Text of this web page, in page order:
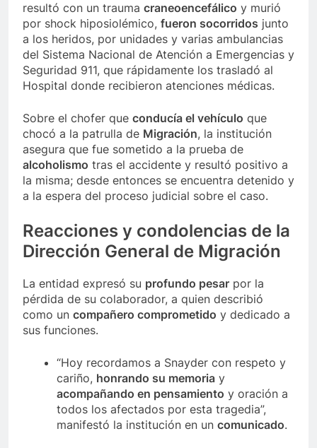
resultó con un trauma craneoencefálico y murió
por shock hiposiolémico, fueron socorridos junto
a los heridos, por unidades y varias ambulancias
del Sistema Nacional de Atención a Emergencias y
Seguridad 911, que rápidamente los trasladó al
Hospital donde recibieron atenciones médicas.
Sobre el chofer que conducía el vehículo que
chocó a la patrulla de Migración, la institución
asegura que fue sometido a la prueba de
alcoholismo tras el accidente y resultó positivo a
la misma; desde entonces se encuentra detenido y
a la espera del proceso judicial sobre el caso.
Reacciones y condolencias de la
Dirección General de Migración
La entidad expresó su profundo pesar por la
pérdida de su colaborador, a quien describió
como un compañero comprometido y dedicado a
sus funciones.
“Hoy recordamos a Snayder con respeto y
cariño, honrando su memoria y
acompañando en pensamiento y oración a
todos los afectados por esta tragedia”,
manifestó la institución en un comunicado.